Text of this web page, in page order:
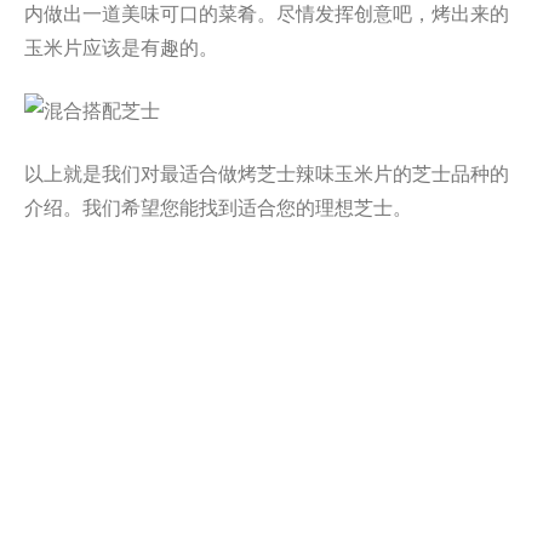
内做出一道美味可口的菜肴。尽情发挥创意吧，烤出来的
玉米片应该是有趣的。
以上就是我们对最适合做烤芝士辣味玉米片的芝士品种的
介绍。我们希望您能找到适合您的理想芝士。